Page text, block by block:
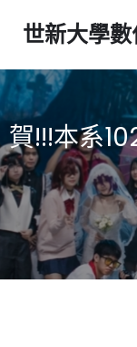
世新大學
賀!!!本系